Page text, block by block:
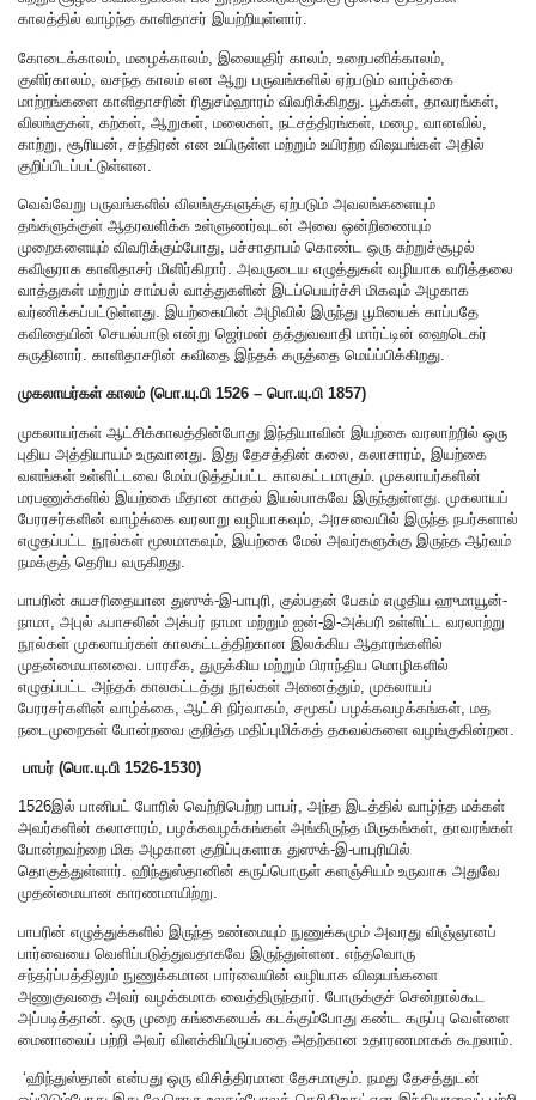
காலத்தில் வாழ்ந்த காளிதாசர் இயற்றியுள்ளார்.
கோடைக்காலம், மழைக்காலம், இலையுதிர் காலம், உறைபனிக்காலம்,
குளிர்காலம், வசந்த காலம் என ஆறு பருவங்களில் ஏற்படும் வாழ்க்கை
மாற்றங்களை காளிதாசரின் ரிதுசம்ஹாரம் விவரிக்கிறது. பூக்கள், தாவரங்கள்,
விலங்குகள், கற்கள், ஆறுகள், மலைகள், நட்சத்திரங்கள், மழை, வானவில்,
காற்று, சூரியன், சந்திரன் என உயிருள்ள மற்றும் உயிரற்ற விஷயங்கள் அதில்
குறிப்பிடப்பட்டுள்ளன.
வெவ்வேறு பருவங்களில் விலங்குகளுக்கு ஏற்படும் அவலங்களையும்
தங்களுக்குள் ஆதரவளிக்க உள்ளுணர்வுடன் அவை ஒன்றிணையும்
முறைகளையும் விவரிக்கும்போது, பச்சாதாபம் கொண்ட ஒரு சுற்றுச்சூழல்
கவிஞராக காளிதாசர் மிளிர்கிறார். அவருடைய எழுத்துகள் வழியாக வரித்தலை
வாத்துகள் மற்றும் சாம்பல் வாத்துகளின் இடப்பெயர்ச்சி மிகவும் அழகாக
வர்ணிக்கப்பட்டுள்ளது. இயற்கையின் அழிவில் இருந்து பூமியைக் காப்பதே
கவிதையின் செயல்பாடு என்று ஜெர்மன் தத்துவவாதி மார்ட்டின் ஹைடெகர்
கருதினார். காளிதாசரின் கவிதை இந்தக் கருத்தை மெய்ப்பிக்கிறது.
முகலாயர்கள் காலம் (பொ.யு.பி 1526 – பொ.யு.பி 1857)
முகலாயர்கள் ஆட்சிக்காலத்தின்போது இந்தியாவின் இயற்கை வரலாற்றில் ஒரு
புதிய அத்தியாயம் உருவானது. இது தேசத்தின் கலை, கலாசாரம், இயற்கை
வளங்கள் உள்ளிட்டவை மேம்படுத்தப்பட்ட காலகட்டமாகும். முகலாயர்களின்
மரபணுக்களில் இயற்கை மீதான காதல் இயல்பாகவே இருந்துள்ளது. முகலாயப்
பேரரசர்களின் வாழ்க்கை வரலாறு வழியாகவும், அரசவையில் இருந்த நபர்களால்
எழுதப்பட்ட நூல்கள் மூலமாகவும், இயற்கை மேல் அவர்களுக்கு இருந்த ஆர்வம்
நமக்குத் தெரிய வருகிறது.
பாபரின் சுயசரிதையான துஸுக்-இ-பாபுரி, குல்பதன் பேகம் எழுதிய ஹுமாயூன்-
நாமா, அபுல் ஃபாசலின் அக்பர் நாமா மற்றும் ஐன்-இ-அக்பரி உள்ளிட்ட வரலாற்று
நூல்கள் முகலாயர்கள் காலகட்டத்திற்கான இலக்கிய ஆதாரங்களில்
முதன்மையானவை. பாரசீக, துருக்கிய மற்றும் பிராந்திய மொழிகளில்
எழுதப்பட்ட அந்தக் காலகட்டத்து நூல்கள் அனைத்தும், முகலாயப்
பேரரசர்களின் வாழ்க்கை, ஆட்சி நிர்வாகம், சமூகப் பழக்கவழக்கங்கள், மத
நடைமுறைகள் போன்றவை குறித்த மதிப்புமிக்கத் தகவல்களை வழங்குகின்றன.
பாபர் (பொ.யு.பி 1526-1530)
1526இல் பானிபட் போரில் வெற்றிபெற்ற பாபர், அந்த இடத்தில் வாழ்ந்த மக்கள்
அவர்களின் கலாசாரம், பழக்கவழக்கங்கள் அங்கிருந்த மிருகங்கள், தாவரங்கள்
போன்றவற்றை மிக அழகான குறிப்புகளாக துஸுக்-இ-பாபுரியில்
தொகுத்துள்ளார். ஹிந்துஸ்தானின் கருப்பொருள் களஞ்சியம் உருவாக அதுவே
முதன்மையான காரணமாயிற்று.
பாபரின் எழுத்துக்களில் இருந்த உண்மையும் நுணுக்கமும் அவரது விஞ்ஞானப்
பார்வையை வெளிப்படுத்துவதாகவே இருந்துள்ளன. எந்தவொரு
சந்தர்ப்பத்திலும் நுணுக்கமான பார்வையின் வழியாக விஷயங்களை
அணுகுவதை அவர் வழக்கமாக வைத்திருந்தார். போருக்குச் சென்றால்கூட
அப்படித்தான். ஒரு முறை கங்கையைக் கடக்கும்போது கண்ட கருப்பு வெள்ளை
மைனாவைப் பற்றி அவர் விளக்கியிருப்பதை அதற்கான உதாரணமாகக் கூறலாம்.
‘ஹிந்துஸ்தான் என்பது ஒரு விசித்திரமான தேசமாகும். நமது தேசத்துடன்